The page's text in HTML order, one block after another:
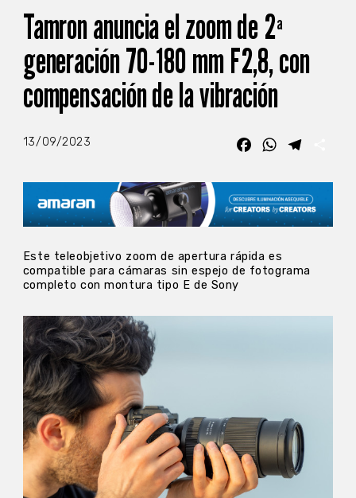
Tamron anuncia el zoom de 2ª
generación 70-180 mm F2,8, con
compensación de la vibración
13/09/2023 FacebookWhatsApp
Este teleobjetivo zoom de apertura rápida es
compatible para cámaras sin espejo de fotograma
completo con montura tipo E de Sony